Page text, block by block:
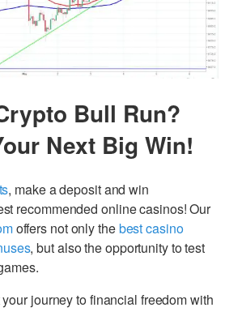
Bull Run?
Next Big Win!
, make a deposit and win
recommended online casinos! Our
offers not only thebest casino
, but also the opportunity to test
journey to financial freedom with